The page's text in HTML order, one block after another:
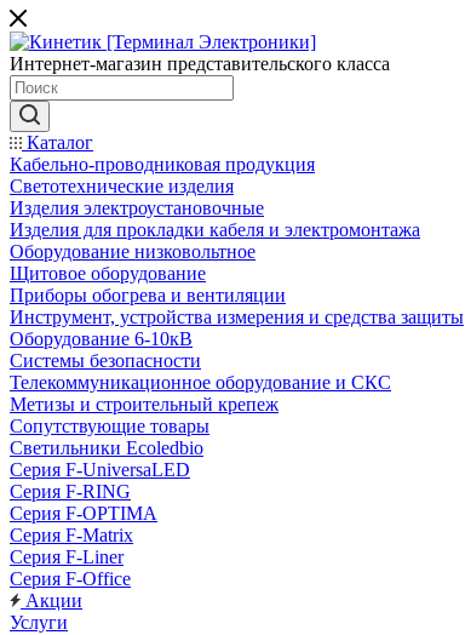
Интернет-магазин представительского класса
Каталог
Кабельно-проводниковая продукция
Светотехнические изделия
Изделия электроустановочные
Изделия для прокладки кабеля и электромонтажа
Оборудование низковольтное
Щитовое оборудование
Приборы обогрева и вентиляции
Инструмент, устройства измерения и средства защиты
Оборудование 6-10кВ
Системы безопасности
Телекоммуникационное оборудование и СКС
Метизы и строительный крепеж
Сопутствующие товары
Светильники Ecoledbio
Серия F-UniversaLED
Серия F-RING
Серия F-OPTIMA
Серия F-Matrix
Серия F-Liner
Серия F-Office
Акции
Услуги